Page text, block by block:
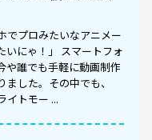
でプロみたいなアニメー
いにゃ！」 スマートフォ
や誰でも手軽に動画制作
ました。その中でも、
イトモー ...